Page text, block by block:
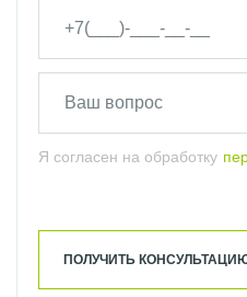
Я согласен на обработку
ПОЛУЧИТЬ